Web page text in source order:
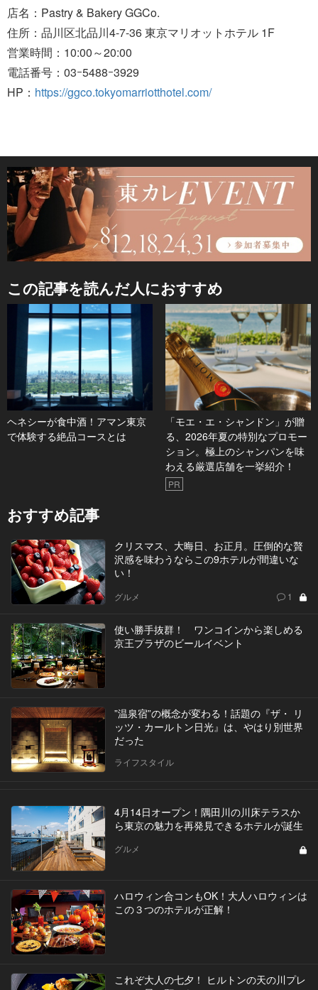
店名：Pastry & Bakery GGCo.
住所：品川区北品川4-7-36 東京マリオットホテル 1F
営業時間：10:00～20:00
電話番号：03ｰ5488ｰ3929
HP： https://ggco.tokyomarriotthotel.com/
この記事を読んだ人におすすめ
ヘネシーが食中酒！アマン東京
で体験する絶品コースとは
「モエ・エ・シャンドン」が贈
る、2026年夏の特別なプロモー
ション。極上のシャンパンを味
わえる厳選店舗を一挙紹介！
PR
おすすめ記事
クリスマス、大晦日、お正月。圧倒的な贅
沢感を味わうならこの9ホテルが間違いな
い！
グルメ 1
使い勝手抜群！ ワンコインから楽しめる
京王プラザのビールイベント
”温泉宿”の概念が変わる！話題の『ザ・ リ
ッツ・カールトン日光』は、やはり別世界
だった
ライフスタイル
4月14日オープン！隅田川の川床テラスか
ら東京の魅力を再発見できるホテルが誕生
グルメ
ハロウィン合コンもOK！大人ハロウィンは
この３つのホテルが正解！
これぞ大人の七夕！ ヒルトンの天の川プレ